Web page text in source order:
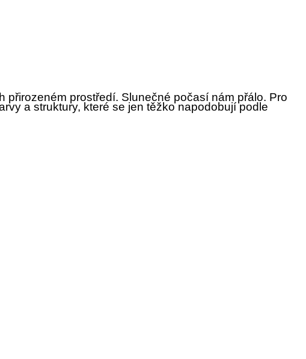
prostředí. Slunečné počasí nám přálo. Pro
a struktury, které se jen těžko napodobují podle